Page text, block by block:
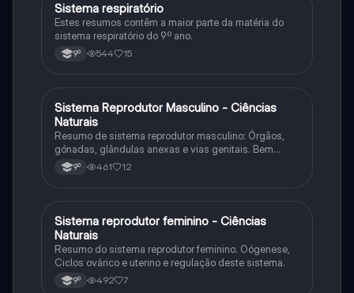
Ciências Naturais
Sistema respiratório
Estes resumos contêm a maior parte da matéria do
sistema respiratório do 9º ano.
9º 544 15
Ciências Naturais
Sistema Reprodutor Masculino - Ciências
Naturais
Resumo de sistema reprodutor masculino: Órgãos,
gónadas, glândulas anexas e vias genitais. Bem
como espermatogénese e regulação deste sistema.
9º 461 12
Ciências Naturais
Sistema reprodutor feminino - Ciências
Naturais
Resumo do sistema reprodutor feminino. Oógenese,
Ciclos ovárico e uterino e regulação deste sistema.
9º 492 7